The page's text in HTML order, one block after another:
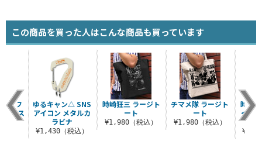
この商品を買った人はこんな商品も買っています
時崎狂三 ラージト
ート
¥1,980（税込）
チマメ隊 ラージト
ート
¥1,980（税込）
時崎
＜ザ
三フ
ケース
込）
ゆるキャン△ SNS
アイコン メタルカ
ラビナ
¥1,430（税込）